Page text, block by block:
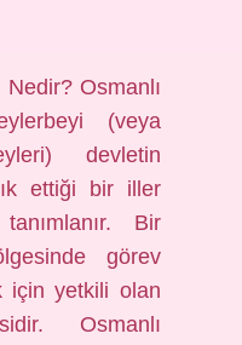
Nedir? Osmanlı
(veya
devletin
ettiği bir iller
Bir
görev
için yetkili olan
Osmanlı